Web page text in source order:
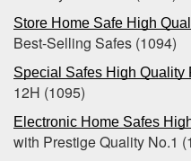
Store Home Safe High
Best-Selling Safes (1094)
Special Safes High Quality
12H (1095)
Electronic Home Safes
with Prestige Quality No.1